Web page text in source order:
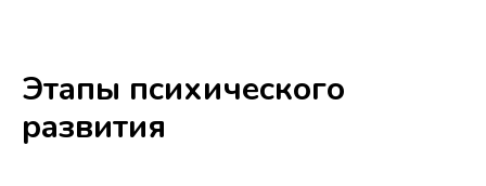
Этапы психического
развития